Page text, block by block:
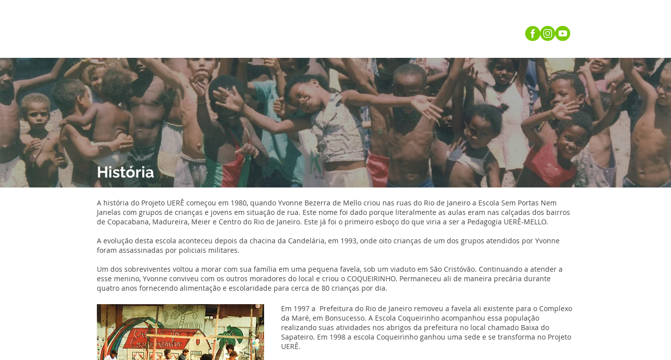
História
A história do Projeto UERÊ começou em 1980, quando Yvonne Bezerra de Mello criou nas ruas do Rio de Janeiro a Escola Sem Portas Nem
Janelas com grupos de crianças e jovens em situação de rua. Este nome foi dado porque literalmente as aulas eram nas calçadas dos bairros
de Copacabana, Madureira, Meier e Centro do Rio de Janeiro. Este já foi o primeiro esboço do que viria a ser a Pedagogia UERÊ-MELLO.
A evolução desta escola aconteceu depois da chacina da Candelária, em 1993, onde oito crianças de um dos grupos atendidos por Yvonne
foram assassinadas por policiais militares.
Um dos sobreviventes voltou a morar com sua família em uma pequena favela, sob um viaduto em São Cristóvão. Continuando a atender a
esse menino, Yvonne conviveu com os outros moradores do local e criou o COQUEIRINHO. Permaneceu ali de maneira precária durante
quatro anos fornecendo alimentação e escolaridade para cerca de 80 crianças por dia.
Em 1997 a Prefeitura do Rio de Janeiro removeu a favela ali existente para o Complexo
da Maré, em Bonsucesso. A Escola Coqueirinho acompanhou essa população
realizando suas atividades nos abrigos da prefeitura no local chamado Baixa do
Sapateiro. Em 1998 a escola Coqueirinho ganhou uma sede e se transforma no Projeto
UERÊ.